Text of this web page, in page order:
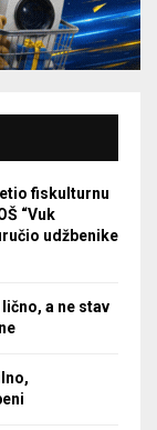
fiskulturnu
“Vuk
udžbenike
a ne stav